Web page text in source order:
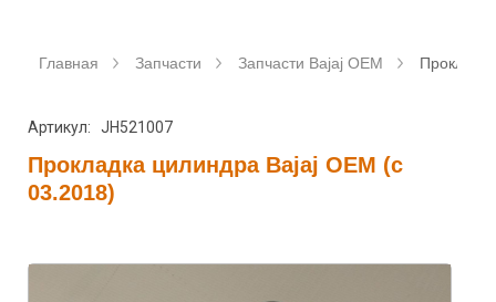
Главная Запчасти Запчасти Bajaj OEM
Артикул: JH521007
Прокладка цилиндра Bajaj OEM (с
03.2018)